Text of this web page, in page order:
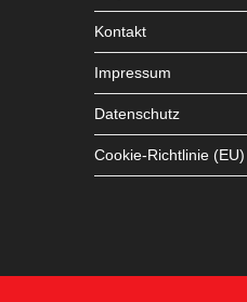
Kontakt
Impressum
Datenschutz
Cookie-Richtlinie (EU)